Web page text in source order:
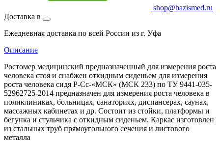
shop@bazismed.ru
Доставка в
Ежедневная доставка по всей России из г. Уфа
Описание
Ростомер медицинский предназначенный для измерения роста
человека стоя и снабжен откидным сиденьем для измерения
роста человека сидя Р-Сс-«МСК» (МСК 233) по ТУ 9441-035-
52962725-2014 предназначен для измерения роста человека в
поликлиниках, больницах, санаториях, диспансерах, саунах,
массажных кабинетах и др. Состоит из стойки, платформы и
бегунка и стульчика с откидным сиденьем. Каркас изготовлен
из стальных труб прямоугольного сечения и листового
металла